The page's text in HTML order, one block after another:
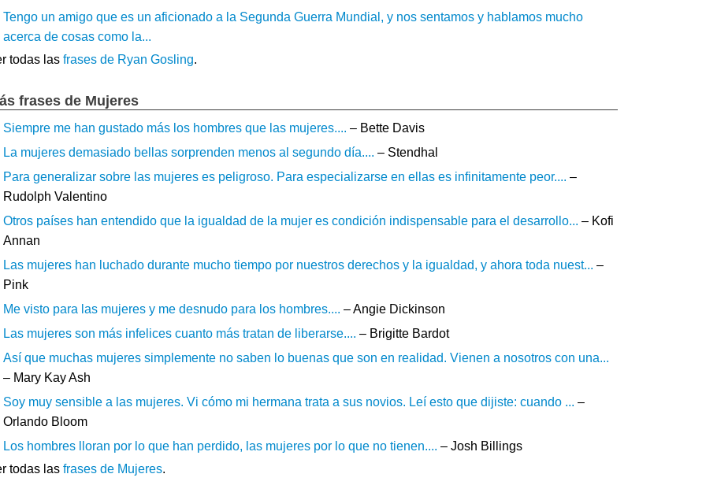
Tengo un amigo que es un aficionado a la Segunda Guerra Mundial, y nos sentamos y hablamos mucho
acerca de cosas como la...
todas las frases de Ryan Gosling.
frases de Mujeres
Siempre me han gustado más los hombres que las mujeres.... – Bette Davis
La mujeres demasiado bellas sorprenden menos al segundo día.... – Stendhal
Para generalizar sobre las mujeres es peligroso. Para especializarse en ellas es infinitamente peor.... –
Rudolph Valentino
Otros países han entendido que la igualdad de la mujer es condición indispensable para el desarrollo... – Kofi
Annan
Las mujeres han luchado durante mucho tiempo por nuestros derechos y la igualdad, y ahora toda nuest... –
Pink
Me visto para las mujeres y me desnudo para los hombres.... – Angie Dickinson
Las mujeres son más infelices cuanto más tratan de liberarse.... – Brigitte Bardot
Así que muchas mujeres simplemente no saben lo buenas que son en realidad. Vienen a nosotros con una...
– Mary Kay Ash
Soy muy sensible a las mujeres. Vi cómo mi hermana trata a sus novios. Leí esto que dijiste: cuando ... –
Orlando Bloom
Los hombres lloran por lo que han perdido, las mujeres por lo que no tienen.... – Josh Billings
todas las frases de Mujeres.